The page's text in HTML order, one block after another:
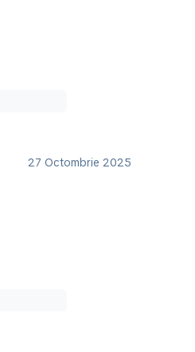
27 Octombrie 2025